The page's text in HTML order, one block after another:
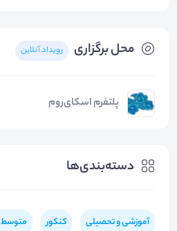
محل برگزاری رویداد آنلاین
پلتفرم اسکای‌روم
دسته‌بندی‌ها
آموزشی و تحصیلی کنکور متوسط 2